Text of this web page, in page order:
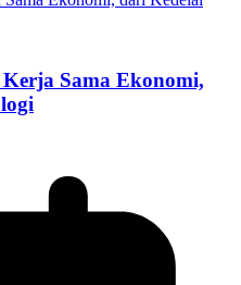
Sama Ekonomi,